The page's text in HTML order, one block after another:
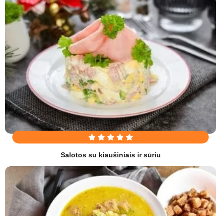
Salotos su kiaušiniais ir sūriu